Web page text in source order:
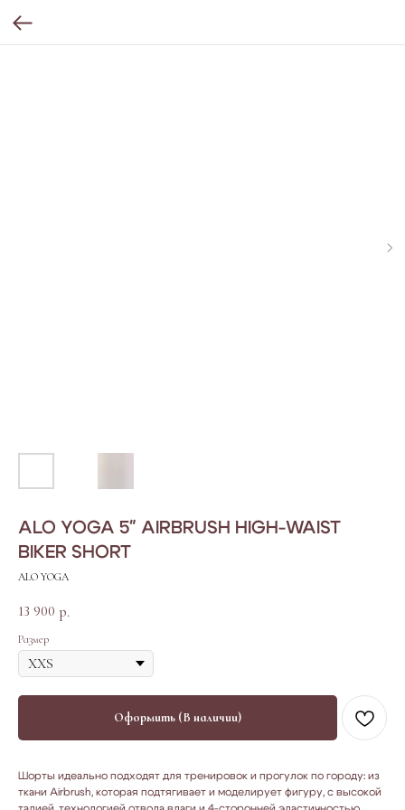
ALO YOGA 5" AIRBRUSH HIGH-WAIST
BIKER SHORT
ALO YOGA
13 900 р.
Размер
Оформить (В наличии)
Шорты идеально подходят для тренировок и прогулок по городу: из
ткани Airbrush, которая подтягивает и моделирует фигуру, с высокой